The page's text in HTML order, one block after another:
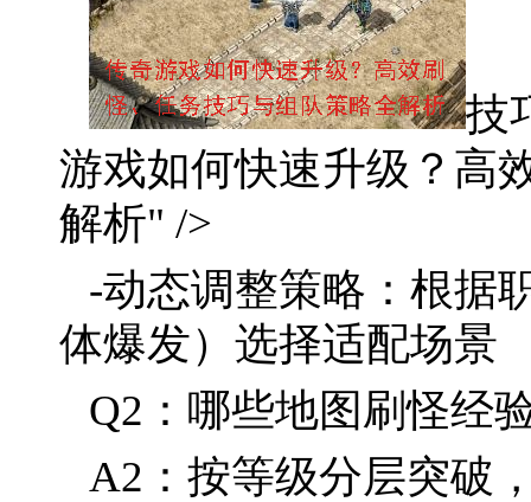
技
游戏如何快速升级？高
解析" />
-动态调整策略：根据
体爆发）选择适配场景
Q2：哪些地图刷怪经
A2：按等级分层突破